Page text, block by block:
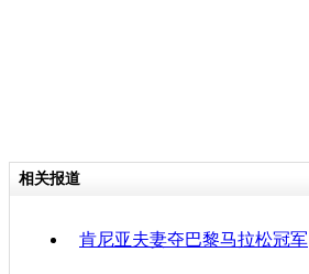
相关报道
肯尼亚夫妻夺巴黎马拉松冠军